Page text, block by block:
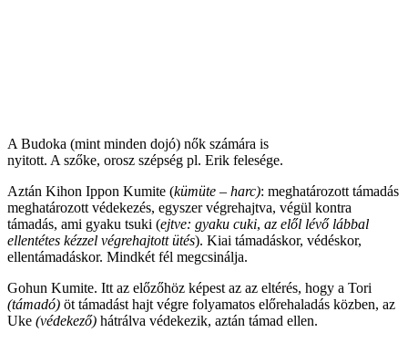
A Budoka (mint minden dojó) nők számára is
nyitott. A szőke, orosz szépség pl. Erik felesége.
Aztán Kihon Ippon Kumite (kümüte – harc): meghatározott támadás
meghatározott védekezés, egyszer végrehajtva, végül kontra
támadás, ami gyaku tsuki (ejtve: gyaku cuki, az elől lévő lábbal
ellentétes kézzel végrehajtott ütés). Kiai támadáskor, védéskor,
ellentámadáskor. Mindkét fél megcsinálja.
Gohun Kumite. Itt az előzőhöz képest az az eltérés, hogy a Tori
(támadó) öt támadást hajt végre folyamatos előrehaladás közben, az
Uke (védekező) hátrálva védekezik, aztán támad ellen.